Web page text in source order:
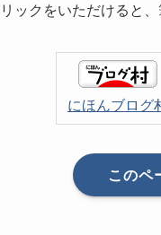
リックをいただけると
にほんブログ
このペ